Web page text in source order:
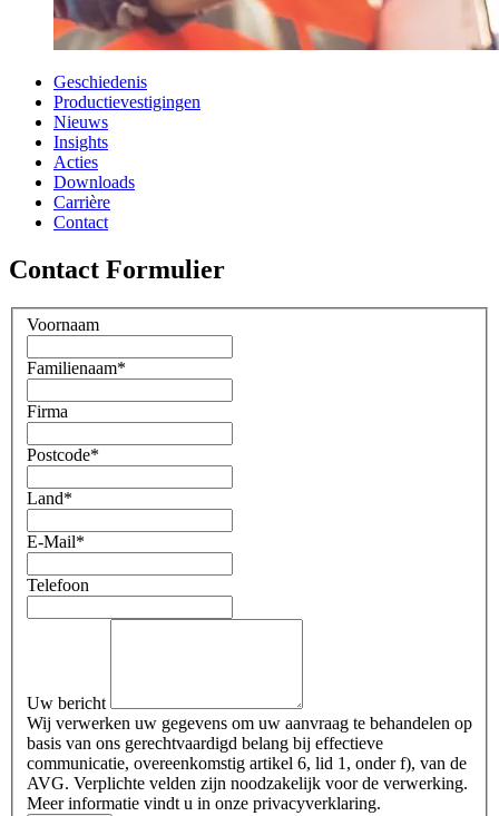
Geschiedenis
Productievestigingen
Nieuws
Insights
Acties
Downloads
Carrière
Contact
Contact Formulier
Voornaam
Familienaam*
Firma
Postcode*
Land*
E-Mail*
Telefoon
Uw bericht
Wij verwerken uw gegevens om uw aanvraag te behandelen op
basis van ons gerechtvaardigd belang bij effectieve
communicatie, overeenkomstig artikel 6, lid 1, onder f), van de
AVG. Verplichte velden zijn noodzakelijk voor de verwerking.
Meer informatie vindt u in onze privacyverklaring.